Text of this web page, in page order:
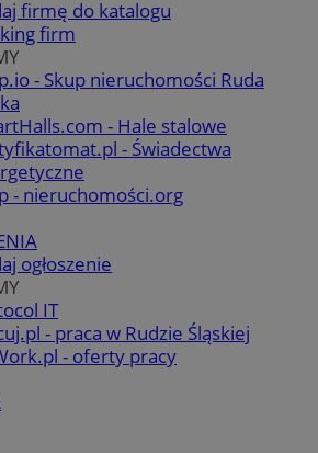
firmę do katalogu
firm
- Skup nieruchomości Ruda
- Hale stalowe
- Świadectwa
- nieruchomości.org
ogłoszenie
IT
- praca w Rudzie Śląskiej
- oferty pracy